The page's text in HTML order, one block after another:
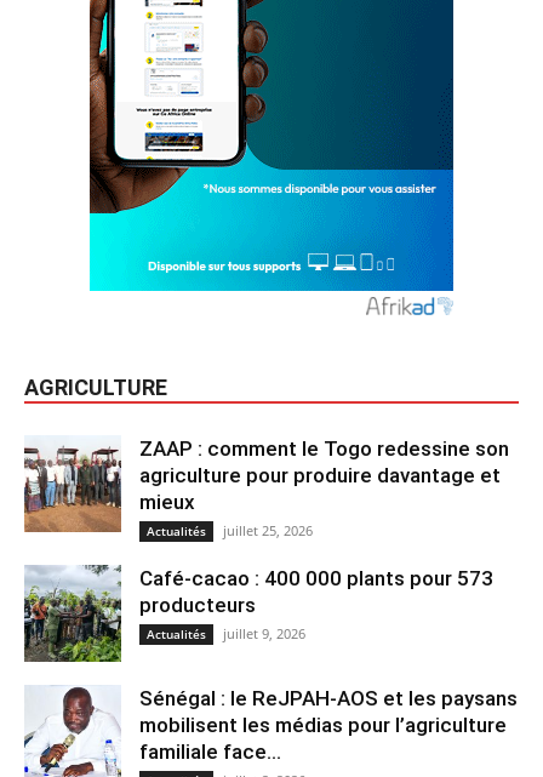
AGRICULTURE
ZAAP : comment le Togo redessine son
agriculture pour produire davantage et
mieux
Actualités juillet 25, 2026
Café-cacao : 400 000 plants pour 573
producteurs
Actualités juillet 9, 2026
Sénégal : le ReJPAH-AOS et les paysans
mobilisent les médias pour l’agriculture
familiale face...